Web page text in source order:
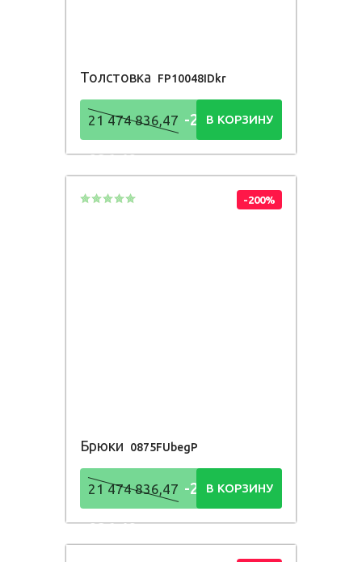
Толстовка FP10048IDkr
21 474 836,47 -21 474
836,48Р
В КОРЗИНУ
-200%
Брюки 0875FUbegP
21 474 836,47 -21 474
836,48Р
В КОРЗИНУ